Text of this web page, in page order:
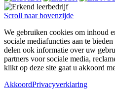
Scroll naar bovenzijde
We gebruiken cookies om inhoud
sociale mediafuncties aan te
delen ook informatie over uw
partners voor sociale media,
klikt op deze site gaat u akkoord
AkkoordPrivacyverklaring